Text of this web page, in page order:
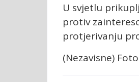
U svjetlu
protiv
protjerivanju
(Nezavisne)